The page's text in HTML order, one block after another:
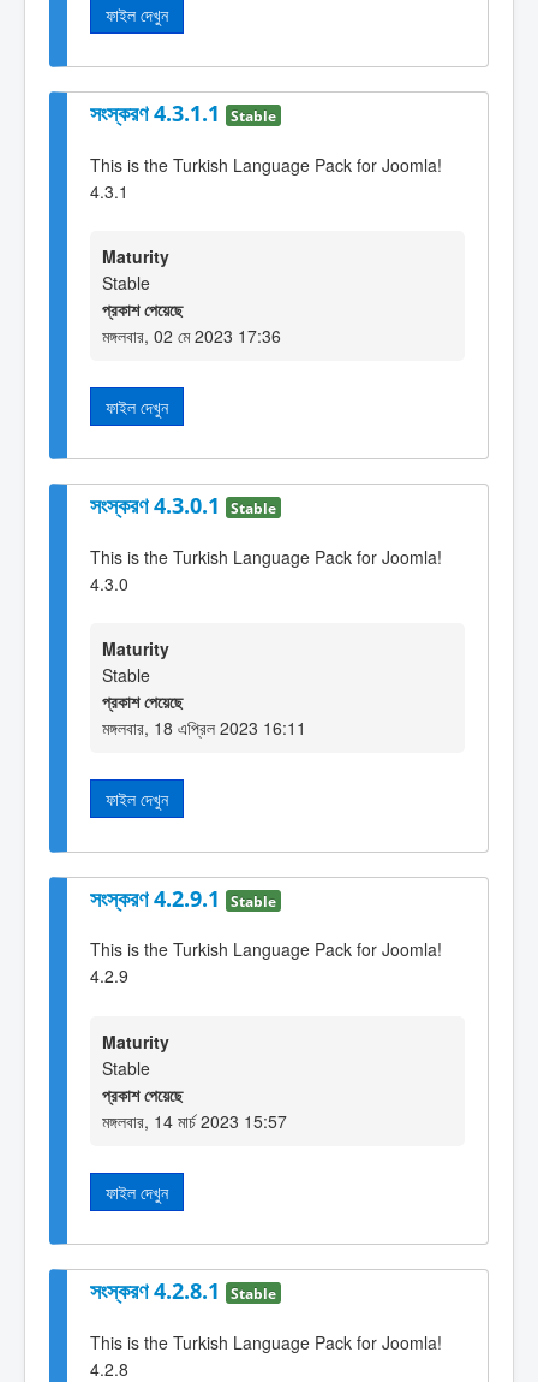
ফাইল দেখুন
সংস্করণ 4.3.1.1 Stable
This is the Turkish Language Pack for Joomla!
4.3.1
Maturity
Stable
প্রকাশ পেয়েছে
মঙ্গলবার, 02 মে 2023 17:36
ফাইল দেখুন
সংস্করণ 4.3.0.1 Stable
This is the Turkish Language Pack for Joomla!
4.3.0
Maturity
Stable
প্রকাশ পেয়েছে
মঙ্গলবার, 18 এপ্রিল 2023 16:11
ফাইল দেখুন
সংস্করণ 4.2.9.1 Stable
This is the Turkish Language Pack for Joomla!
4.2.9
Maturity
Stable
প্রকাশ পেয়েছে
মঙ্গলবার, 14 মার্চ 2023 15:57
ফাইল দেখুন
সংস্করণ 4.2.8.1 Stable
This is the Turkish Language Pack for Joomla!
4.2.8